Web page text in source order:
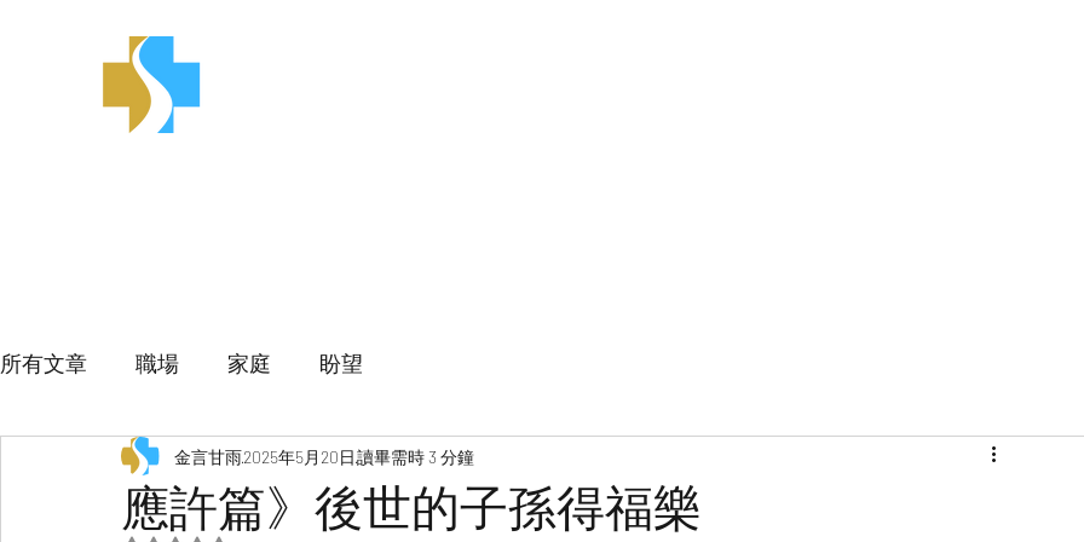
所有文章 職場 家庭 盼望
應許篇》後世的子孫得福樂
金言甘雨2025年5月20日讀畢需時 3 分鐘